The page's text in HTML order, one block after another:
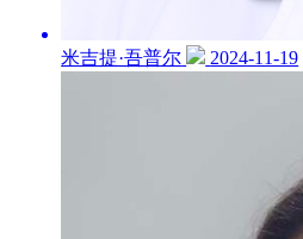
米吉提·吾普尔 2024-11-19